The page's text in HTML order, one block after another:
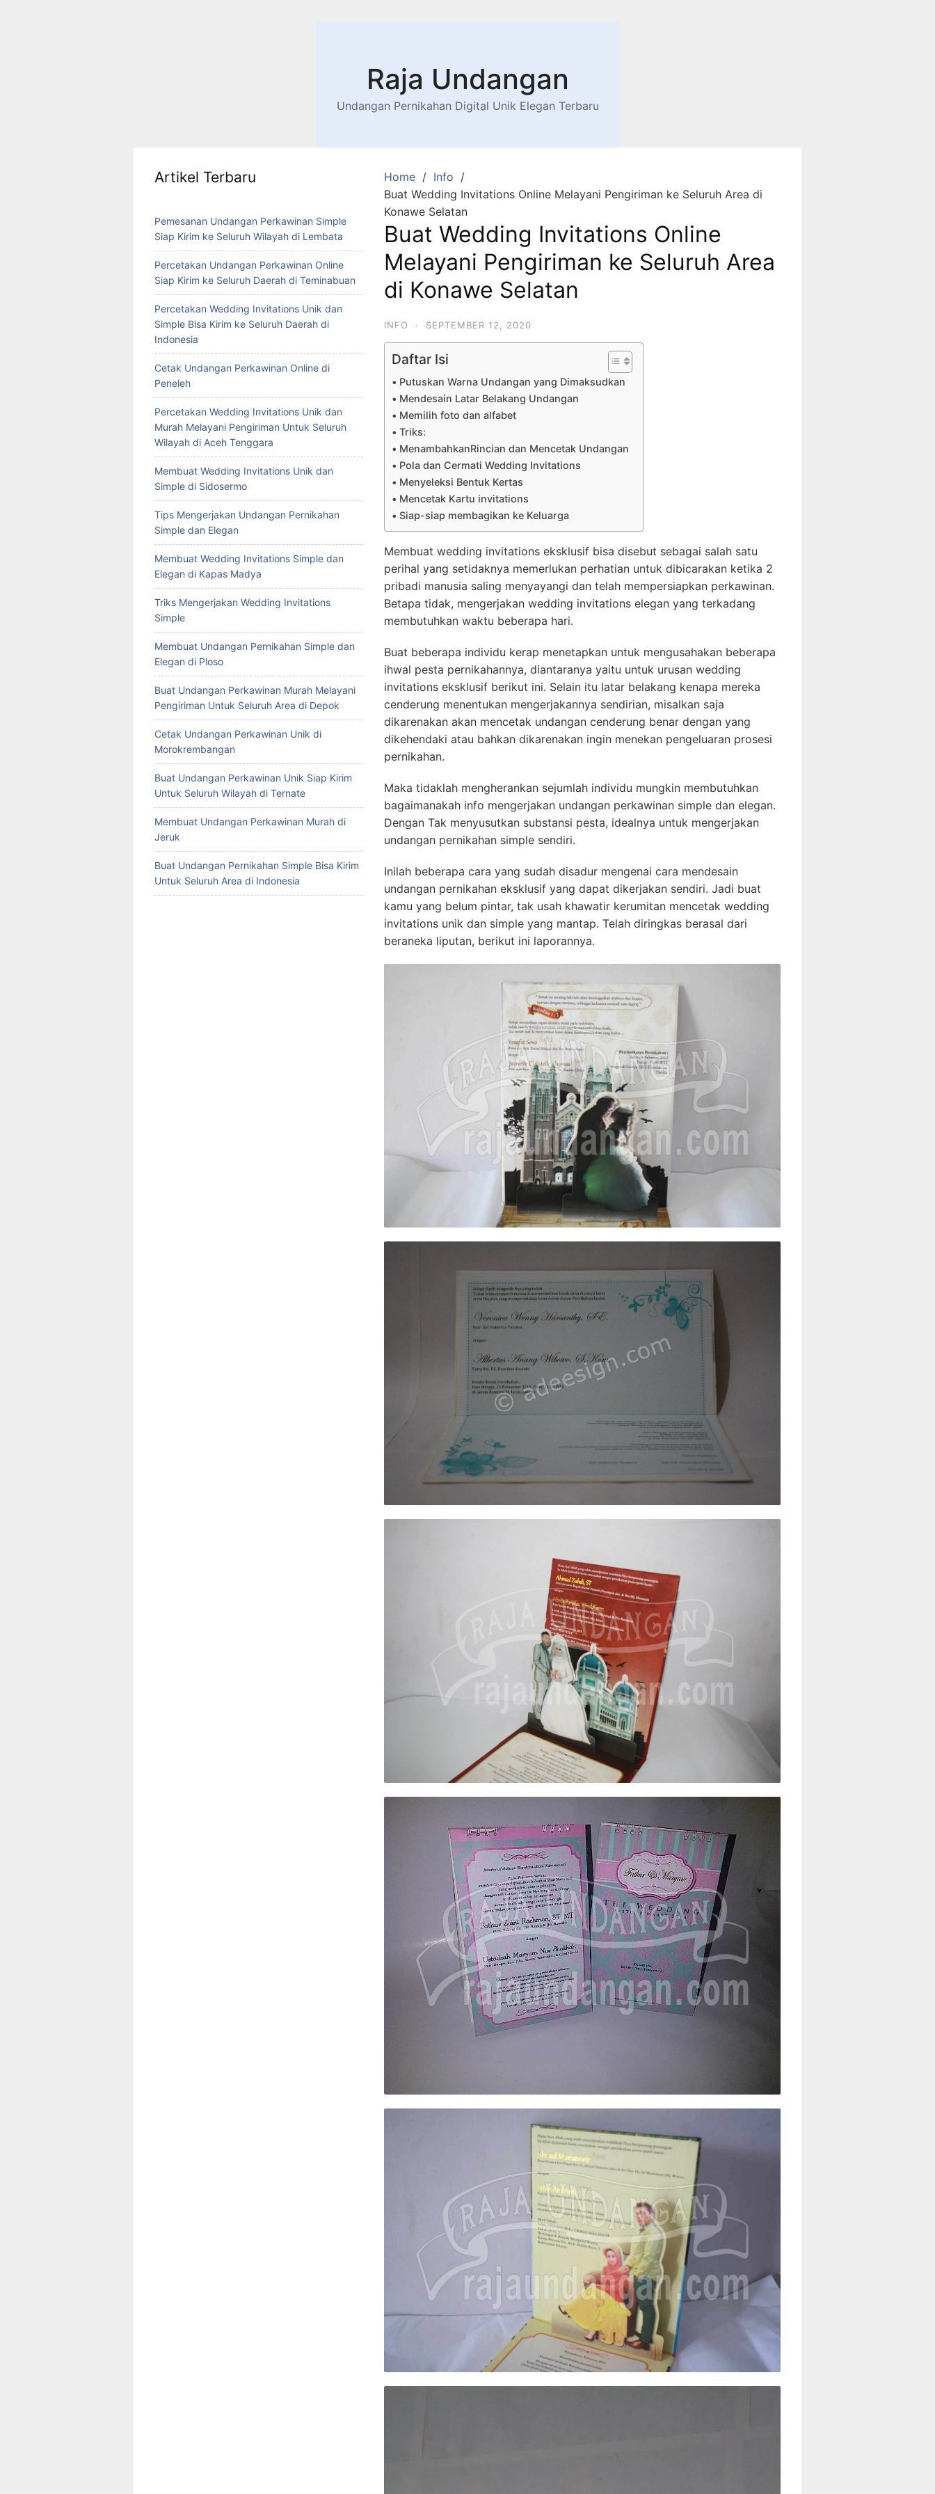
Raja Undangan
Undangan Pernikahan Digital Unik Elegan Terbaru
Home
Info
Buat Wedding Invitations Online Melayani Pengiriman ke Seluruh Area di
Konawe Selatan
Buat Wedding Invitations Online
Melayani Pengiriman ke Seluruh Area
di Konawe Selatan
INFO · SEPTEMBER 12, 2020
Daftar Isi
Putuskan Warna Undangan yang Dimaksudkan
Mendesain Latar Belakang Undangan
Memilih foto dan alfabet
Triks:
MenambahkanRincian dan Mencetak Undangan
Pola dan Cermati Wedding Invitations
Menyeleksi Bentuk Kertas
Mencetak Kartu invitations
Siap-siap membagikan ke Keluarga
Membuat wedding invitations eksklusif bisa disebut sebagai salah satu
perihal yang setidaknya memerlukan perhatian untuk dibicarakan ketika 2
pribadi manusia saling menyayangi dan telah mempersiapkan perkawinan.
Betapa tidak, mengerjakan wedding invitations elegan yang terkadang
membutuhkan waktu beberapa hari.
Buat beberapa individu kerap menetapkan untuk mengusahakan beberapa
ihwal pesta pernikahannya, diantaranya yaitu untuk urusan wedding
invitations eksklusif berikut ini. Selain itu latar belakang kenapa mereka
cenderung menentukan mengerjakannya sendirian, misalkan saja
dikarenakan akan mencetak undangan cenderung benar dengan yang
dikehendaki atau bahkan dikarenakan ingin menekan pengeluaran prosesi
pernikahan.
Maka tidaklah mengherankan sejumlah individu mungkin membutuhkan
bagaimanakah info mengerjakan undangan perkawinan simple dan elegan.
Dengan Tak menyusutkan substansi pesta, idealnya untuk mengerjakan
undangan pernikahan simple sendiri.
Inilah beberapa cara yang sudah disadur mengenai cara mendesain
undangan pernikahan eksklusif yang dapat dikerjakan sendiri. Jadi buat
kamu yang belum pintar, tak usah khawatir kerumitan mencetak wedding
invitations unik dan simple yang mantap. Telah diringkas berasal dari
beraneka liputan, berikut ini laporannya.
Artikel Terbaru
Pemesanan Undangan Perkawinan Simple
Siap Kirim ke Seluruh Wilayah di Lembata
Percetakan Undangan Perkawinan Online
Siap Kirim ke Seluruh Daerah di Teminabuan
Percetakan Wedding Invitations Unik dan
Simple Bisa Kirim ke Seluruh Daerah di
Indonesia
Cetak Undangan Perkawinan Online di
Peneleh
Percetakan Wedding Invitations Unik dan
Murah Melayani Pengiriman Untuk Seluruh
Wilayah di Aceh Tenggara
Membuat Wedding Invitations Unik dan
Simple di Sidosermo
Tips Mengerjakan Undangan Pernikahan
Simple dan Elegan
Membuat Wedding Invitations Simple dan
Elegan di Kapas Madya
Triks Mengerjakan Wedding Invitations
Simple
Membuat Undangan Pernikahan Simple dan
Elegan di Ploso
Buat Undangan Perkawinan Murah Melayani
Pengiriman Untuk Seluruh Area di Depok
Cetak Undangan Perkawinan Unik di
Morokrembangan
Buat Undangan Perkawinan Unik Siap Kirim
Untuk Seluruh Wilayah di Ternate
Membuat Undangan Perkawinan Murah di
Jeruk
Buat Undangan Pernikahan Simple Bisa Kirim
Untuk Seluruh Area di Indonesia